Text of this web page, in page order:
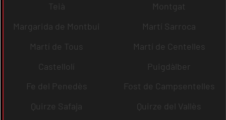
Teià
Montgat
Margarida de Montbui
Martí Sarroca
Martí de Tous
Martí de Centelles
Castellolí
Puigdàlber
Fe del Penedès
Fost de Campsentelles
Quirze Safaja
Quirze del Vallès